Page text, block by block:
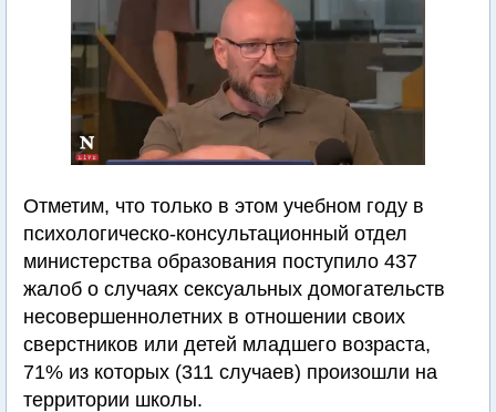
Отметим, что только в этом учебном году в
психологическо-консультационный отдел
министерства образования поступило 437
жалоб о случаях сексуальных домогательств
несовершеннолетних в отношении своих
сверстников или детей младшего возраста,
71% из которых (311 случаев) произошли на
территории школы.